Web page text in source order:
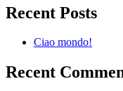
Recent Posts
Ciao mondo!
Recent